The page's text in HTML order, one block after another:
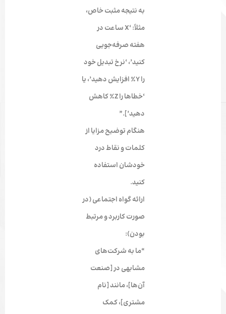
به نتیجه مثبت خاص،
مثلاً: ‘X ساعت در
هفته صرفه‌جویی
کنید’، ‘نرخ تبدیل خود
را Y٪ افزایش دهید’، یا
‘خطاها را Z٪ کاهش
دهید’].”
هنگام توضیح مزایا از
کلمات و نقاط درد
خودشان استفاده
کنید.
ارائه گواه اجتماعی (در
صورت کاربرد و مرتبط
بودن):
“ما به شرکت‌های
مشابهی در [صنعت
آن‌ها]، مانند [نام
مشتری]، کمک